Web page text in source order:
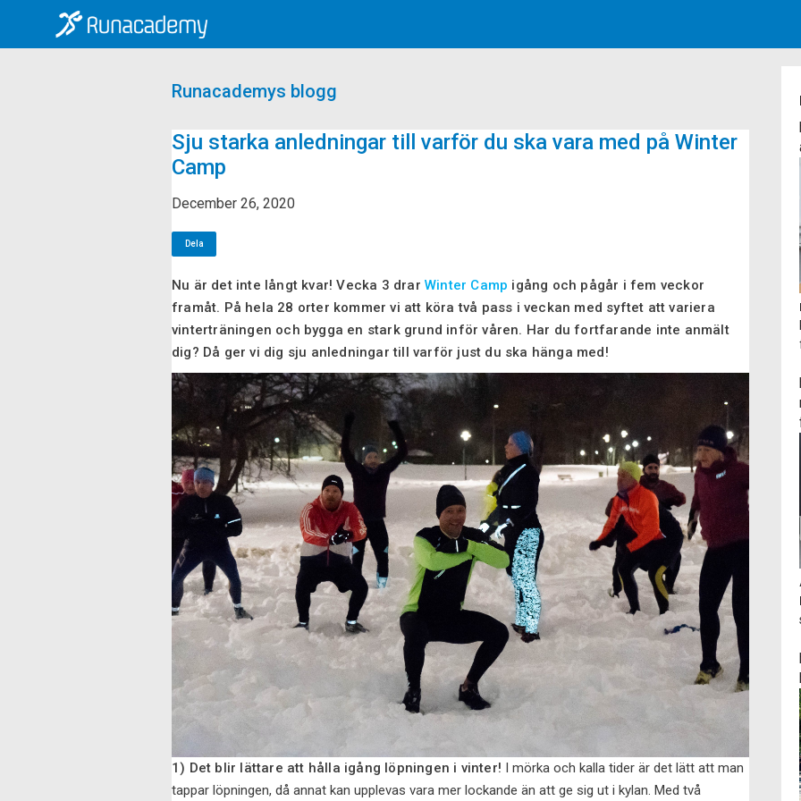
Runacademys blogg
Sju starka anledningar till varför du ska vara med på Winter
Camp
December 26, 2020
Dela
Nu är det inte långt kvar! Vecka 3 drar Winter Camp igång och pågår i fem veckor
framåt. På hela 28 orter kommer vi att köra två pass i veckan med syftet att variera
vinterträningen och bygga en stark grund inför våren. Har du fortfarande inte anmält
dig? Då ger vi dig sju anledningar till varför just du ska hänga med!
1) Det blir lättare att hålla igång löpningen i vinter! I mörka och kalla tider är det lätt att man
tappar löpningen, då annat kan upplevas vara mer lockande än att ge sig ut i kylan. Med två